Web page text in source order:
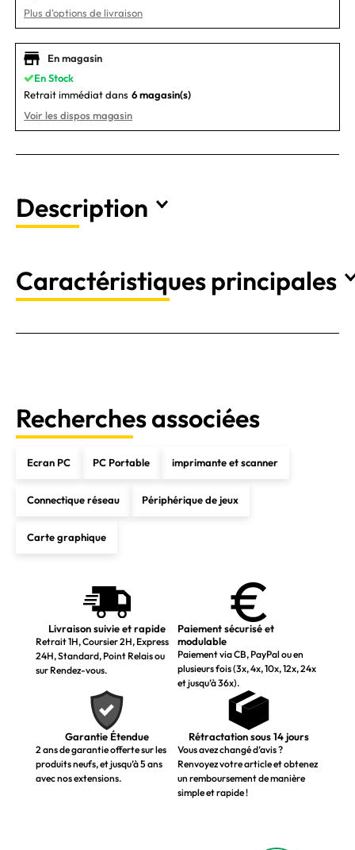
Plus d'options de livraison
En magasin
En Stock
Retrait immédiat dans 6 magasin(s)
Voir les dispos magasin
Description
Caractéristiques principales
Recherches associées
Ecran PC PC Portable imprimante et scanner
Connectique réseau Périphérique de jeux
Carte graphique
Livraison suivie et rapide
Retrait 1H, Coursier 2H, Express
24H, Standard, Point Relais ou
sur Rendez-vous.
Paiement sécurisé et
modulable
Paiement via CB, PayPal ou en
plusieurs fois (3x, 4x, 10x, 12x, 24x
et jusqu’à 36x).
Garantie Étendue
2 ans de garantie offerte sur les
produits neufs, et jusqu’à 5 ans
avec nos extensions.
Rétractation sous 14 jours
Vous avez changé d’avis ?
Renvoyez votre article et obtenez
un remboursement de manière
simple et rapide !